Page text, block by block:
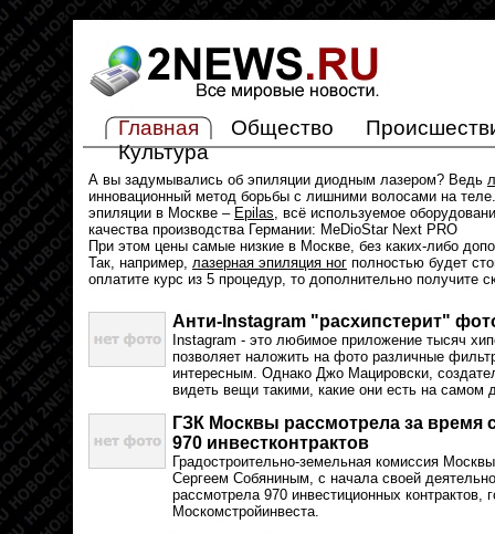
Главная Общество
Культура
А вы задумывались об эпиляции диодным лазером? Ведь
инновационный метод борьбы с лишними волосами на
эпиляции в Москве – Epilas, всё используемое
качества производства Германии: MeDioStar Next PRO
При этом цены самые низкие в Москве, без каких-либо
Так, например, лазерная эпиляция ног полностью будет
оплатите курс из 5 процедур, то дополнительно получите
Анти-Instagram "расхипстерит"
Instagram - это любимое приложение тысяч
позволяет наложить на фото различные
интересным. Однако Джо Мацировски,
видеть вещи такими, какие они есть на самом
ГЗК Москвы рассмотрела за время
970 инвестконтрактов
Градостроительно-земельная комиссия
Сергеем Собяниным, с начала своей
рассмотрела 970 инвестиционных контрактов,
Москомстройинвеста.